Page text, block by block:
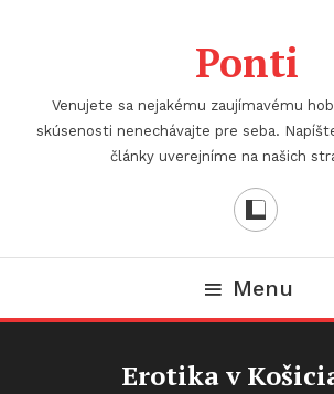
Ponti
Venujete sa nejakému zaujímavému
skúsenosti nenechávajte pre seba.
články uverejníme na našich
Menu
Erotika v